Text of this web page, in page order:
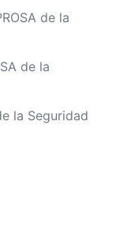
de la
de la
la Seguridad